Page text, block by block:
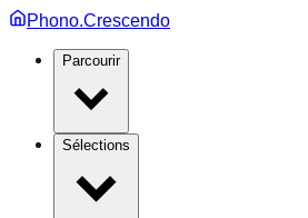
Phono.Crescendo
Parcourir
Sélections